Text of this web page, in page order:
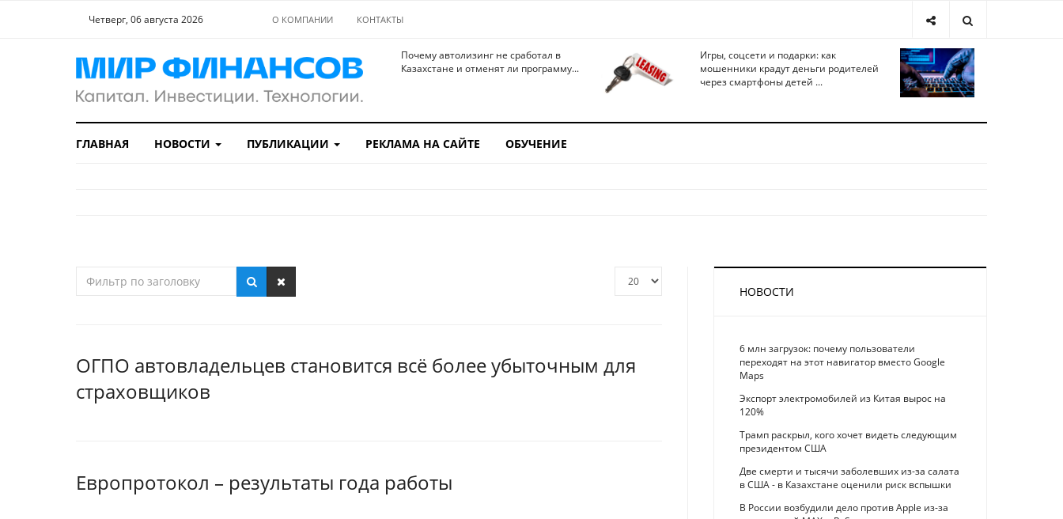
Четверг, 06 августа 2026 О КОМПАНИИ КОНТАКТЫ
Почему автолизинг не сработал в
Казахстане и отменят ли программу...
Игры, соцсети и подарки: как
мошенники крадут деньги родителей
через смартфоны детей ...
ГЛАВНАЯ НОВОСТИ ПУБЛИКАЦИИ РЕКЛАМА НА САЙТЕ ОБУЧЕНИЕ
ОГПО автовладельцев становится всё более убыточным для
страховщиков
Европротокол – результаты года работы
НОВОСТИ
6 млн загрузок: почему пользователи
переходят на этот навигатор вместо Google
Maps
Экспорт электромобилей из Китая вырос на
120%
Трамп раскрыл, кого хочет видеть следующим
президентом США
Две смерти и тысячи заболевших из-за салата
в США - в Казахстане оценили риск вспышки
В России возбудили дело против Apple из-за